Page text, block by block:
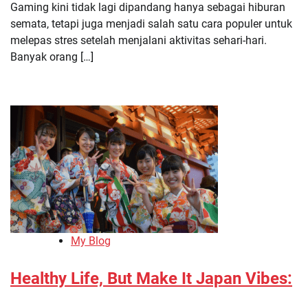
Gaming kini tidak lagi dipandang hanya sebagai hiburan
semata, tetapi juga menjadi salah satu cara populer untuk
melepas stres setelah menjalani aktivitas sehari-hari.
Banyak orang […]
My Blog
Healthy Life, But Make It Japan Vibes: